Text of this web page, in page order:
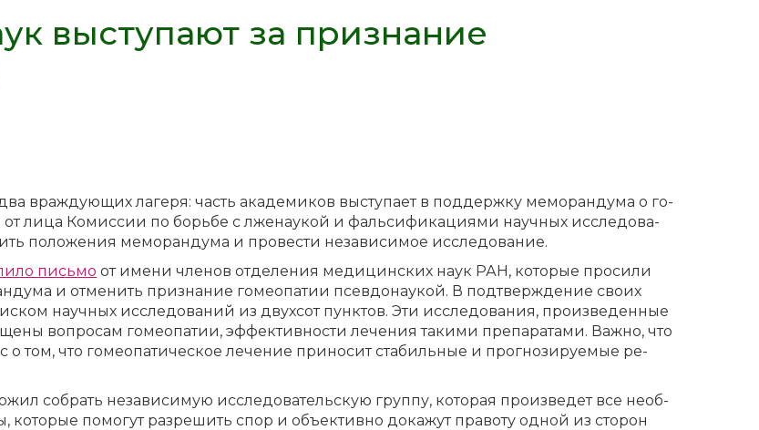
выступают за признание
враж­ду­ю­щих ла­ге­ря: часть ака­де­ми­ков вы­сту­па­ет в под­держ­ку ме­мо­ран­ду­ма о го­
от ли­ца Ко­мис­сии по борь­бе с лже­на­у­кой и фаль­си­фи­ка­ци­я­ми на­уч­ных ис­сле­до­ва­
по­ло­же­ния ме­мо­ран­ду­ма и про­ве­сти не­за­ви­си­мое ис­сле­до­ва­ние.
пись­мо от име­ни чле­нов от­де­ле­ния ме­ди­цин­ских на­ук РАН, ко­то­рые про­си­ли
и от­ме­нить при­зна­ние го­мео­па­тии псев­до­на­у­кой. В под­твер­жде­ние сво­их
на­уч­ных ис­сле­до­ва­ний из двух­сот пунк­тов. Эти ис­сле­до­ва­ния, про­из­ве­ден­ные
во­про­сам го­мео­па­тии, эф­фек­тив­но­сти ле­че­ния та­ки­ми пре­па­ра­та­ми. Важ­но, что
о том, что го­мео­па­ти­че­ское ле­че­ние при­но­сит ста­биль­ные и про­гно­зи­ру­е­мые ре­
со­брать не­за­ви­си­мую ис­сле­до­ва­тель­скую груп­пу, ко­то­рая про­из­ве­дет все не­об­
ко­то­рые по­мо­гут раз­ре­шить спор и объ­ек­тив­но до­ка­жут право­ту од­ной из сто­рон